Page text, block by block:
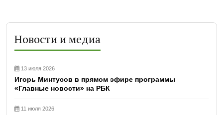
Новости и медиа
13 июля 2026
Игорь Минтусов в прямом эфире программы
«Главные новости» на РБК
11 июля 2026